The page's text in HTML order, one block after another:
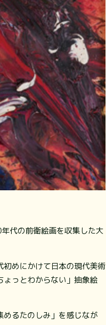
代の前衛絵画を収集した大
めにかけて日本の現代美術
っとわからない」抽象絵
るたのしみ」を感じなが